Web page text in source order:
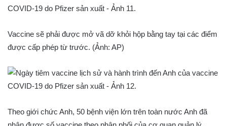
Vaccine sẽ phải được mở vã dỡ khỏi hộp bằng tay tại các điểm
được cấp phép từ trước. (Ảnh: AP)
Theo giới chức Anh, 50 bệnh viện lớn trên toàn nước Anh đã